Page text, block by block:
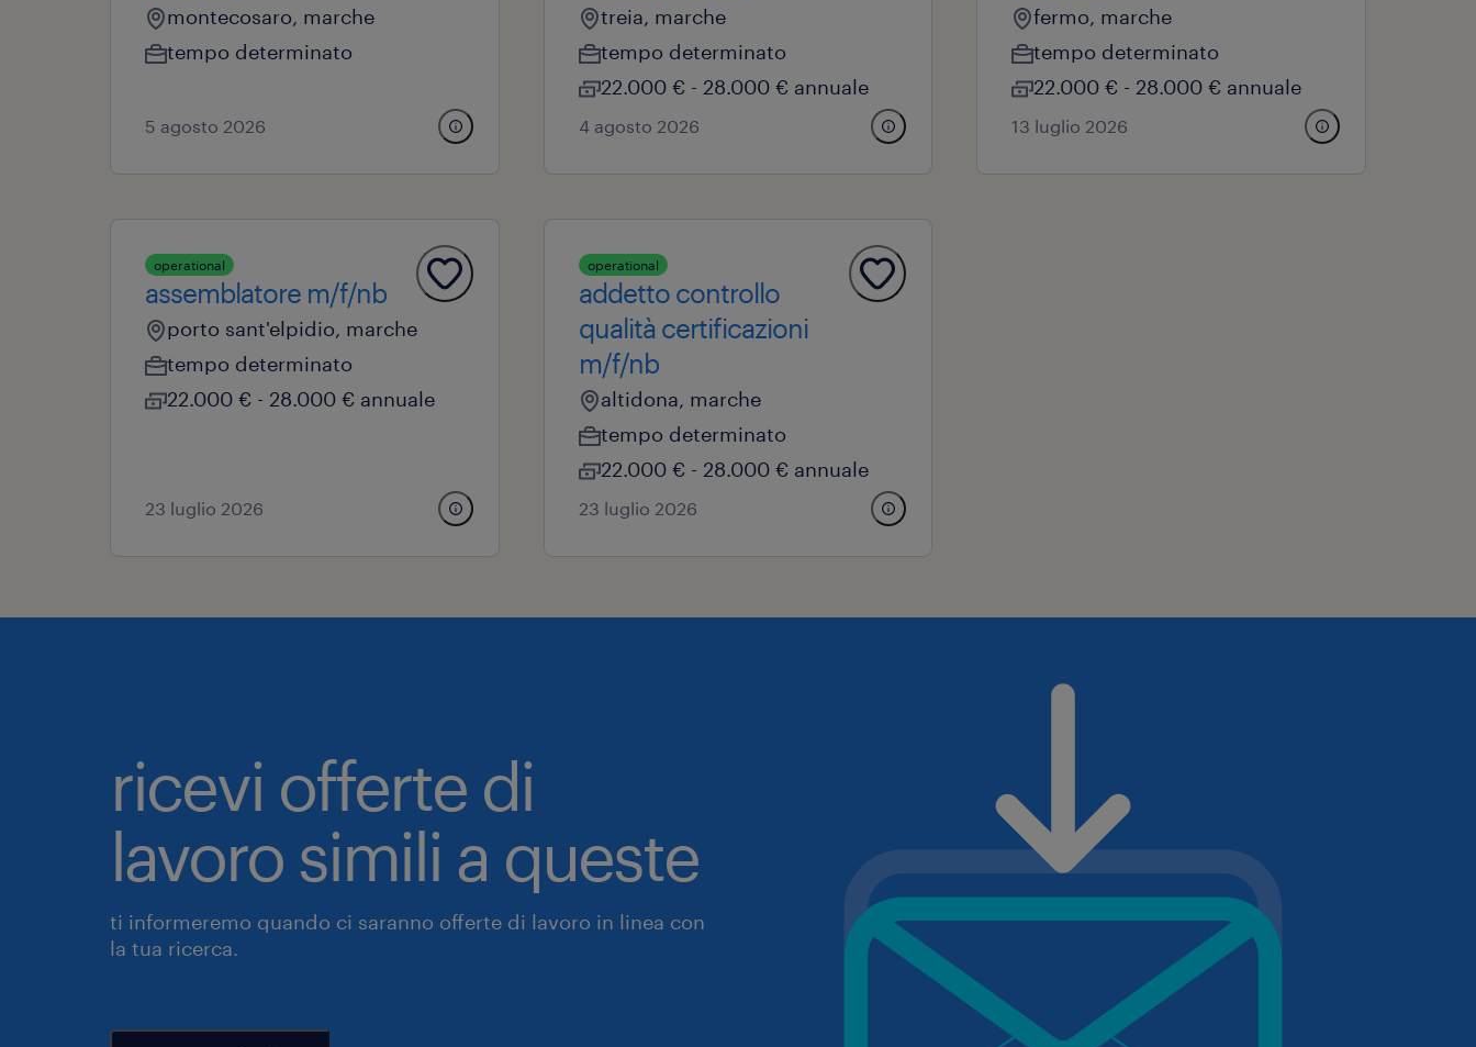
montecosaro, marche
tempo determinato
5 agosto 2026
treia, marche
tempo determinato
22.000 € - 28.000 € annuale
4 agosto 2026
fermo, marche
tempo determinato
22.000 € - 28.000 € annuale
13 luglio 2026
operational
assemblatore m/f/nb
porto sant'elpidio, marche
tempo determinato
22.000 € - 28.000 € annuale
23 luglio 2026
operational
addetto controllo
qualità certificazioni
m/f/nb
altidona, marche
tempo determinato
22.000 € - 28.000 € annuale
23 luglio 2026
ricevi offerte di
lavoro simili a queste
ti informeremo quando ci saranno offerte di lavoro in linea con
la tua ricerca.